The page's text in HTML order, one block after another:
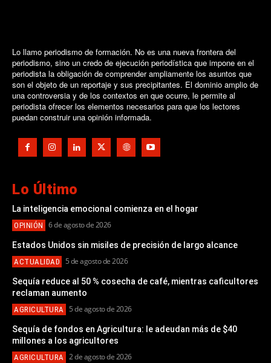
Lo llamo periodismo de formación. No es una nueva frontera del
periodismo, sino un credo de ejecución periodística que impone en el
periodista la obligación de comprender ampliamente los asuntos que
son el objeto de un reportaje y sus precipitantes. El dominio amplio de
una controversia y de los contextos en que ocurre, le permite al
periodista ofrecer los elementos necesarios para que los lectores
puedan construir una opinión informada.
Lo Último
La inteligencia emocional comienza en el hogar
OPINIÓN 6 de agosto de 2026
Estados Unidos sin misiles de precisión de largo alcance
ACTUALIDAD 5 de agosto de 2026
Sequía reduce al 50 % cosecha de café, mientras caficultores
reclaman aumento
AGRICULTURA 5 de agosto de 2026
Sequía de fondos en Agricultura: le adeudan más de $40
millones a los agricultores
AGRICULTURA 2 de agosto de 2026